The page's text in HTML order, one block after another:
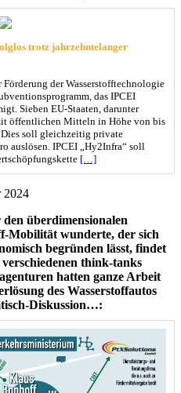
trotz jahrzehntelanger
der Wasserstofftechnologie
das IPCEI
Sieben EU-Staaten, darunter
öffentlichen Mitteln in Höhe von bis
soll gleichzeitig private
auslösen. IPCEI „Hy2Infra“ soll
[…]
2024
überdimensionalen
Mobilität wunderte, der sich
begründen lässt, findet
think-tanks
hatten ganze Arbeit
des Wasserstoffautos
Diskussion…: